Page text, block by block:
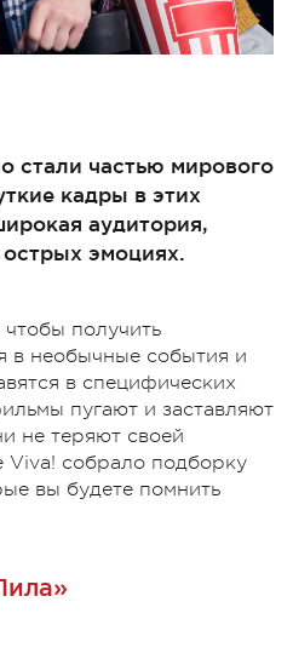
стали частью мирового
кадры в этих
аудитория,
эмоциях.
получить
в необычные события и
в специфических
пугают и заставляют
не теряют своей
Viva! собрало подборку
вы будете помнить